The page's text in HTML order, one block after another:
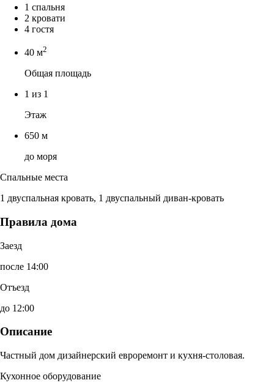
1 спальня
2 кровати
4 гостя
40 м2
Общая площадь
1 из 1
Этаж
650 м
до моря
Спальные места
1 двуспальная кровать, 1 двуспальный диван-кровать
Правила дома
Заезд
после 14:00
Отъезд
до 12:00
Описание
Частный дом дизайнерский евроремонт и кухня-столовая.
Кухонное оборудование